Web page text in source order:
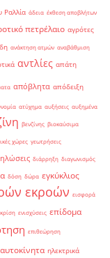
Ραλλία άδεια έκθεση αποβλήτων
πετρέλαιο αγρότες
ανάκτηση ατμών αναβάθμιση
αντλίες απάτη
απόβλητα απόδειξη
ατύχημα αυξήσεις αυξημένα
βενζίνης βιοκαύσιμα
χώρες γεωτρήσεις
διάρρηξη διαγωνισμός
δόση δώρα εγκύκλιος
εκροών εισφορά
ενισχύσεις επίδομα
επιθεώρηση
ηλεκτρικά